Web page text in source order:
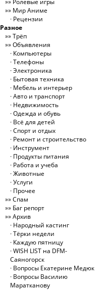
Ролевые игры
Мир Аниме
Рецензии
Разное
Трёп
Объявления
Компьютеры
Телефоны
Электроника
Бытовая техника
Мебель и интерьер
Авто и транспорт
Недвижимость
Одежда и обувь
Всё для детей
Спорт и отдых
Ремонт и строительство
Инструмент
Продукты питания
Работа и учеба
Животные
Услуги
Прочее
Спам
Баг репорт
Архив
Народный кастинг
Тёрки недели
Каждую пятницу
WISH LIST на DFM-
Саяногорск
Вопросы Екатерине Медюк
Вопросы Василию
Маратканову